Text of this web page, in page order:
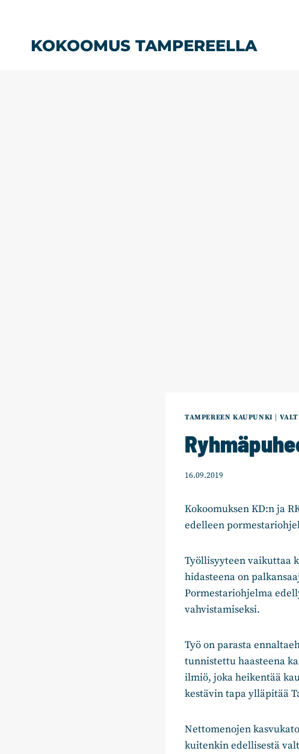
KOKOOMUS TAMPEREELLA
TAMPEREEN KAUPUNKI
16.09.2019
Kokoomuksen KD:n ja
edelleen
Työllisyyteen vaikuttaa
hidasteena on
Pormestariohjelma
vahvistamiseksi.
Työ on parasta
tunnistettu haasteena
ilmiö, joka heikentää
kestävin tapa ylläpitää
Nettomenojen
kuitenkin edellisestä